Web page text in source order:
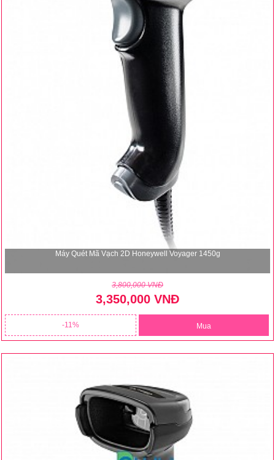
Máy Quét Mã Vạch 2D Honeywell Voyager 1450g
3,800,000 VNĐ
3,350,000 VNĐ
11 Mua